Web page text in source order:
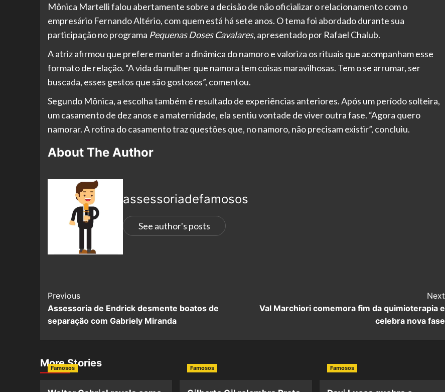
Mônica Martelli falou abertamente sobre a decisão de não oficializar o relacionamento com o
empresário Fernando Altério, com quem está há sete anos. O tema foi abordado durante sua
participação no programa Pequenas Doses Cavalares, apresentado por Rafael Chalub.
A atriz afirmou que prefere manter a dinâmica do namoro e valoriza os rituais que acompanham esse
formato de relação. “A vida da mulher que namora tem coisas maravilhosas. Tem o se arrumar, ser
buscada, esses gestos que são gostosos”, comentou.
Segundo Mônica, a escolha também é resultado de experiências anteriores. Após um período solteira,
um casamento de dez anos e a maternidade, ela sentiu vontade de viver outra fase. “Agora quero
namorar. A rotina do casamento traz questões que, no namoro, não precisam existir”, concluiu.
About The Author
assessoriadefamosos
See author's posts
Previous
Assessoria de Endrick desmente boatos de
separação com Gabriely Miranda
Next
Val Marchiori comemora fim da quimioterapia e
celebra nova fase
More Stories
Famosos Famosos Famosos